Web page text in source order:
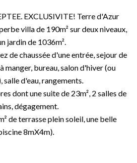
EXCLUSIVITE! Terre d'Azur
villa de 190m² sur deux niveaux,
jardin de 1036m².
de chaussée d'une entrée, sejour de
manger, bureau, salon d'hiver (ou
salle d'eau, rangements.
dont une suite de 23m², 2 salles de
dégagement.
de terrasse plein soleil, une belle
8mX4m).